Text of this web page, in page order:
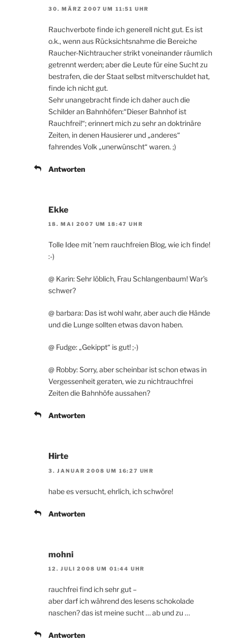
30. MÄRZ 2007 UM 11:51 UHR
Rauchverbote finde ich generell nicht gut. Es ist
o.k., wenn aus Rücksichtsnahme die Bereiche
Raucher-Nichtraucher strikt voneinander räumlich
getrennt werden; aber die Leute für eine Sucht zu
bestrafen, die der Staat selbst mitverschuldet hat,
finde ich nicht gut.
Sehr unangebracht finde ich daher auch die
Schilder an Bahnhöfen:“Dieser Bahnhof ist
Rauchfrei!“; erinnert mich zu sehr an doktrinäre
Zeiten, in denen Hausierer und „anderes“
fahrendes Volk „unerwünscht“ waren. ;)
Antworten
Ekke
18. MAI 2007 UM 18:47 UHR
Tolle Idee mit ’nem rauchfreien Blog, wie ich finde!
:-)
@ Karin: Sehr löblich, Frau Schlangenbaum! War’s
schwer?
@ barbara: Das ist wohl wahr, aber auch die Hände
und die Lunge sollten etwas davon haben.
@ Fudge: „Gekippt“ is gut! ;-)
@ Robby: Sorry, aber scheinbar ist schon etwas in
Vergessenheit geraten, wie zu nichtrauchfrei
Zeiten die Bahnhöfe aussahen?
Antworten
Hirte
3. JANUAR 2008 UM 16:27 UHR
habe es versucht, ehrlich, ich schwöre!
Antworten
mohni
12. JULI 2008 UM 01:44 UHR
rauchfrei find ich sehr gut –
aber darf ich während des lesens schokolade
naschen? das ist meine sucht … ab und zu …
Antworten